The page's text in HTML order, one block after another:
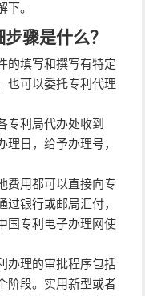
。
骤是什么？
的填写和撰写有特定
也可以委托专利代理
专利局代办处收到
日，给予办理号，
费用都可以直接向专
银行或邮局汇付，
国专利电子办理网使
办理的审批程序包括
阶段。实用新型或者